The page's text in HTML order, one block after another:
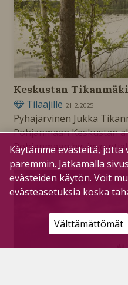
Keskustan
Tilaajille 21.2.2025
Pyhäjärvinen Jukka
Pohjanmaan Keskustan
Pohjanmaan
Käytämme evästeitä, jotta
paremmin. Jatkamalla
evästeiden käytön. Voit
evästeasetuksia koska
Välttämättömät